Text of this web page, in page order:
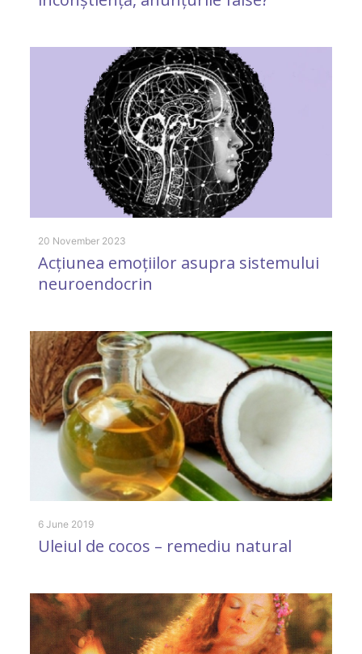
20 November 2023
Acțiunea emoțiilor asupra sistemului
neuroendocrin
6 June 2019
Uleiul de cocos – remediu natural